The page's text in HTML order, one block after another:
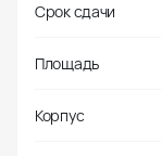
Срок сдачи
Площадь
Корпус